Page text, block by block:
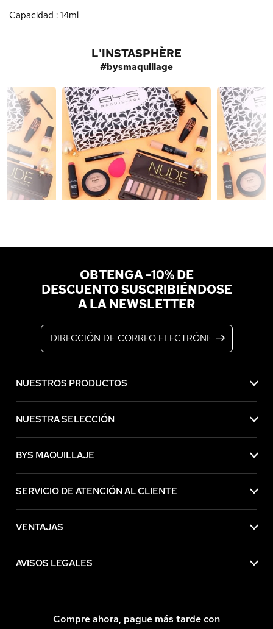
Capacidad : 14ml
L'INSTASPHÈRE
#bysmaquillage
OBTENGA -10% DE
DESCUENTO SUSCRIBIÉNDOSE
A LA NEWSLETTER
NUESTROS PRODUCTOS
NUESTRA SELECCIÓN
BYS MAQUILLAJE
SERVICIO DE ATENCIÓN AL CLIENTE
VENTAJAS
AVISOS LEGALES
Compre ahora, pague más tarde con